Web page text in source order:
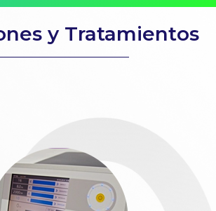
y Tratamientos